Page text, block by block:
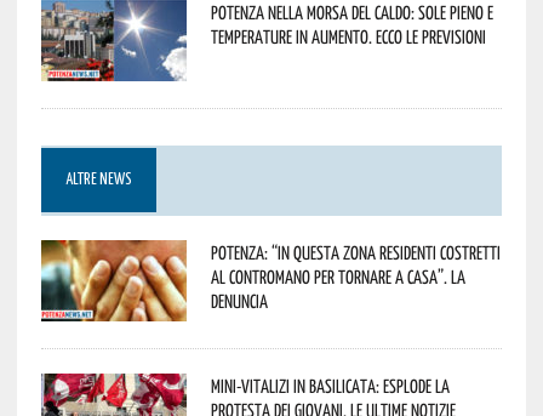
Potenza nella morsa del caldo: sole pieno e
temperature in aumento. Ecco le previsioni
ALTRE NEWS
Potenza: “In questa zona residenti costretti
al contromano per tornare a casa”. La
denuncia
Mini-vitalizi in Basilicata: esplode la
protesta dei giovani. Le ultime notizie